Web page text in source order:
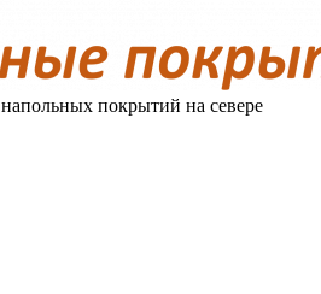
покрытий на севере